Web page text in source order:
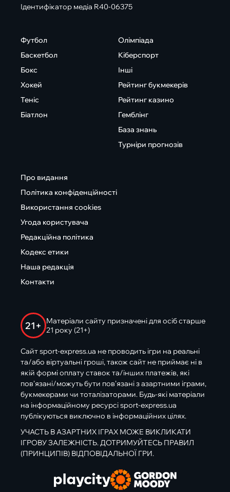
Ідентифікатор медіа R40-06375
Футбол
Баскетбол
Бокс
Хокей
Теніс
Біатлон
Олімпіада
Кіберспорт
Інші
Рейтинг букмекерів
Рейтинг казино
Гемблінг
База знань
Турніри прогнозів
Про видання
Політика конфіденційності
Використання cookies
Угода користувача
Редакційна політика
Кодекс етики
Наша редакція
Контакти
21+
Матеріали сайту призначені для осіб старше
21 року (21+)
Сайт sport-express.ua не проводить ігри на реальні
та/або віртуальні гроші, також сайт не приймає ні в
якій формі оплату ставок та/інших платежів, які
пов’язані/можуть бути пов’язані з азартними іграми,
букмекерами чи тоталізаторами. Будь-які матеріали
на інформаційному ресурсі sport-express.ua
публікуються виключно в інформаційних цілях.
УЧАСТЬ В АЗАРТНИХ ІГРАХ МОЖЕ ВИКЛИКАТИ
ІГРОВУ ЗАЛЕЖНІСТЬ. ДОТРИМУЙТЕСЬ ПРАВИЛ
(ПРИНЦИПІВ) ВІДПОВІДАЛЬНОЇ ГРИ.